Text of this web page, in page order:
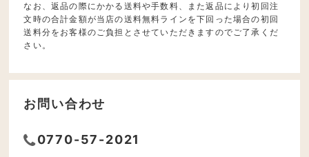
なお、返品の際にかかる送料や手数料、また返品により初回注
文時の合計金額が当店の送料無料ラインを下回った場合の初回
送料分をお客様のご負担とさせていただきますのでご了承くだ
さい。
お問い合わせ
0770-57-2021